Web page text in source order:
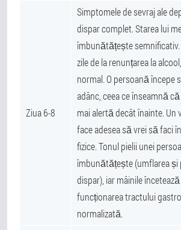
Ziua 6-8
Simptomele de sevraj ale
dispar complet. Starea lui
îmbunătățește
zile de la renunțarea la
normal. O persoană începe
adânc, ceea ce înseamnă
mai alertă decât înainte. Un
face adesea să vrei să faci
fizice. Tonul pielii unei
îmbunătățește (umflarea și
dispar), iar mâinile
funcționarea tractului
normalizată.